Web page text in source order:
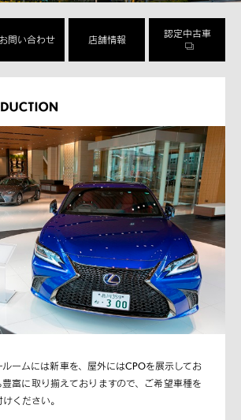
お問い合わせ 店舗情報
認定中古車
ームには新車を、屋外にはCPOを展示してお
豊富に取り揃えておりますので、ご希望車種を
ください。